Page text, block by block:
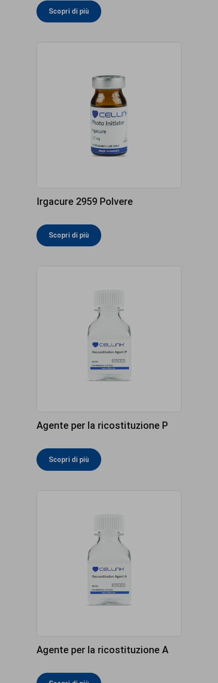
Scopri di più
Irgacure 2959 Polvere
Scopri di più
Agente per la ricostituzione P
Scopri di più
Agente per la ricostituzione A